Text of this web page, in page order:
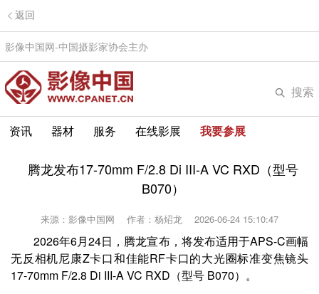
返回
影像中国网-中国摄影家协会主办
搜索
资讯 器材 服务 在线影展 我要参展
腾龙发布17-70mm F/2.8 Di III-A VC RXD（型号
B070）
来源：影像中国网 作者：杨炤龙 2026-06-24 15:10:47
2026年6月24日，腾龙宣布，将发布适用于APS-C画幅
无反相机尼康Z卡口和佳能RF卡口的大光圈标准变焦镜头
17-70mm F/2.8 Di III-A VC RXD（型号 B070）。